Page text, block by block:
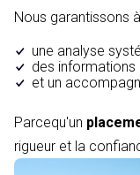
Nous garantissons
une analyse
des informations
et un
Parcequ'un
rigueur et la